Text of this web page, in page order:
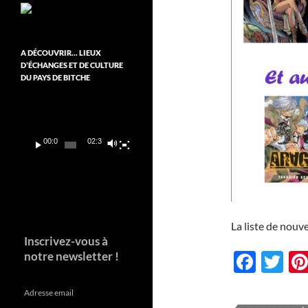
La liste de
F
T
A DÉCOUVRIR… LIEUX
D’ÉCHANGES ET DE CULTURE
DU PAYS DE BITCHE
00:00 02:37
Inscrivez-vous à
notre newsletter !
Adresse email